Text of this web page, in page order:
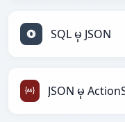
SQL မှ JSON